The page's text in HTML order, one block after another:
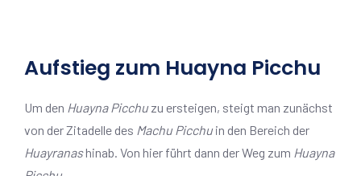
Aufstieg zum Huayna Picchu
Um den Huayna Picchuzu ersteigen, steigt man zunächst
von der Zitadelle des Machu Picchuin den Bereich der
Huayranashinab. Von hier führt dann der Weg zum Huayna